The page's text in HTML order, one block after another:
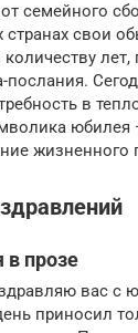
семейного
свои
лет,
в
юбилея
жизненного
в прозе
вас
приносил